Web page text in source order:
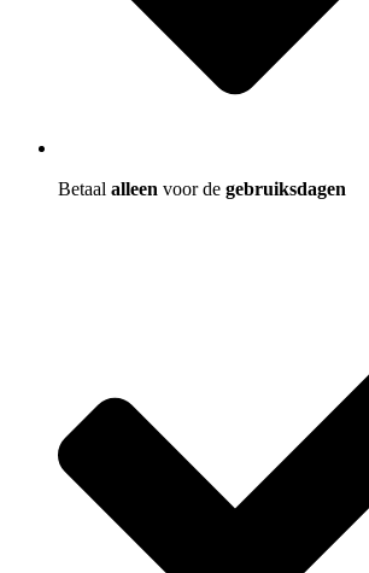
Betaal alleen voor de gebruiksdagen